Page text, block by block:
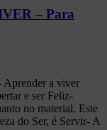
– Para
Aprender a viver
e ser Feliz-
no material. Este
do Ser, é Servir- A